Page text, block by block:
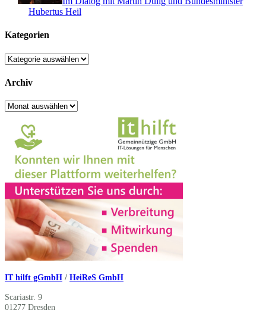
Hubertus Heil
Kategorien
Kategorien
Archiv
Archiv
IT hilft gGmbH / HeiReS GmbH
Scariastr. 9
01277 Dresden